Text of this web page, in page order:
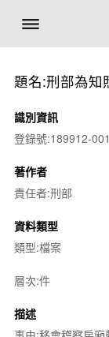
題名:刑部為知
識別資訊
登錄號:189912-001
著作者
責任者:刑部
資料類型
類型:檔案
層次:件
描述